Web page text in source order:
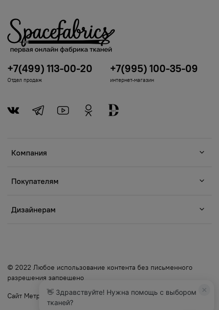
Компания
Покупателям
Дизайнерам
+7(499) 113-00-20
Отдел продаж
+7(995) 100-35-09
интернет-магазин
👋 Здравствуйте! Нужна помощь с выбором
тканей?
© 2022 Любое использование контента без письменного
разрешения запрещено
Сайт Метр Ткани